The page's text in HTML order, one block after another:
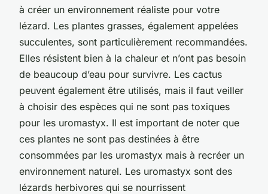
à créer un environnement réaliste pour votre
lézard. Les plantes grasses, également appelées
succulentes, sont particulièrement recommandées.
Elles résistent bien à la chaleur et n’ont pas besoin
de beaucoup d’eau pour survivre. Les cactus
peuvent également être utilisés, mais il faut veiller
à choisir des espèces qui ne sont pas toxiques
pour les uromastyx. Il est important de noter que
ces plantes ne sont pas destinées à être
consommées par les uromastyx mais à recréer un
environnement naturel. Les uromastyx sont des
lézards herbivores qui se nourrissent